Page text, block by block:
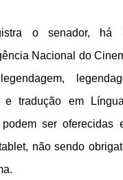
o senador, há
Nacional do
e tradução em
ser oferecidas
não sendo